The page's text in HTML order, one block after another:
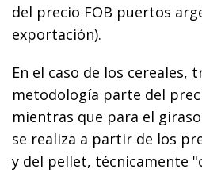
del precio FOB puertos
exportación).
En el caso de los cereales,
metodología parte del
mientras que para el
se realiza a partir de los
y del pellet, técnicamente